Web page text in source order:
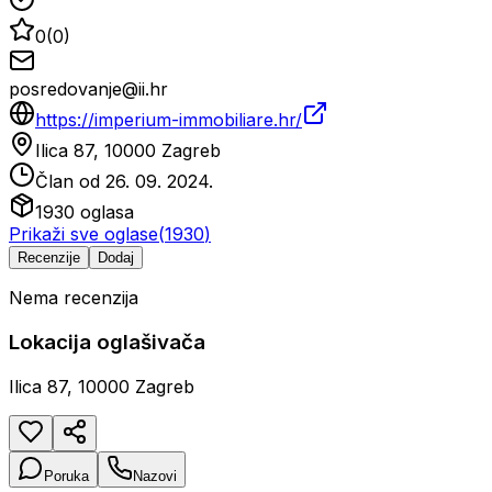
0(0)
posredovanje@ii.hr
https://imperium-immobiliare.hr/
Ilica 87, 10000 Zagreb
Član od 26. 09. 2024.
1930 oglasa
Prikaži sve oglase(1930)
Recenzije Dodaj
Nema recenzija
Lokacija oglašivača
Ilica 87, 10000 Zagreb
Poruka Nazovi